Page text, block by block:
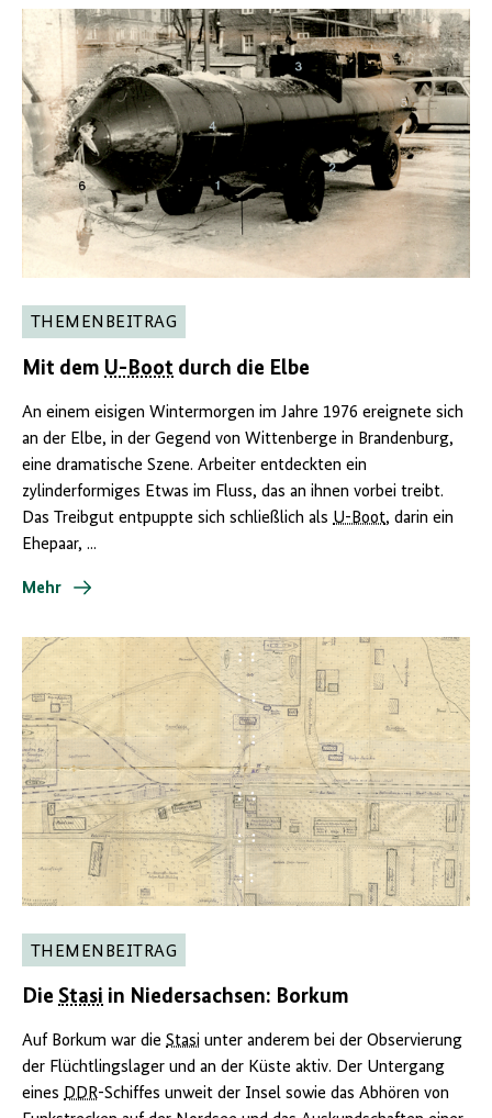
THEMENBEITRAG
Mit dem U-Boot durch die Elbe
An einem eisigen Wintermorgen im Jahre 1976 ereignete sich
an der Elbe, in der Gegend von Wittenberge in Brandenburg,
eine dramatische Szene. Arbeiter entdeckten ein
zylinderformiges Etwas im Fluss, das an ihnen vorbei treibt.
Das Treibgut entpuppte sich schließlich als U-Boot, darin ein
Ehepaar, ...
Mehr
THEMENBEITRAG
Die Stasi in Niedersachsen: Borkum
Auf Borkum war die Stasi unter anderem bei der Observierung
der Flüchtlingslager und an der Küste aktiv. Der Untergang
eines DDR-Schiffes unweit der Insel sowie das Abhören von